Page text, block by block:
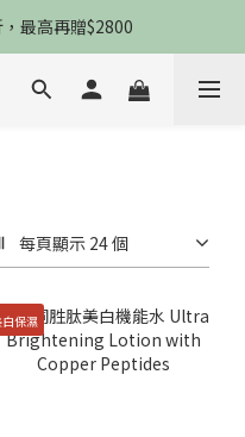
夜霜，錯過不再來
最高再贈$2800
一件免運
每頁顯示 24 個
保濕